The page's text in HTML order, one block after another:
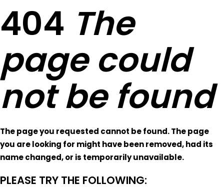
404 The
page could
not be found
The page you requested cannot be found. The page
you are looking for might have been removed, had its
name changed, or is temporarily unavailable.
PLEASE TRY THE FOLLOWING: